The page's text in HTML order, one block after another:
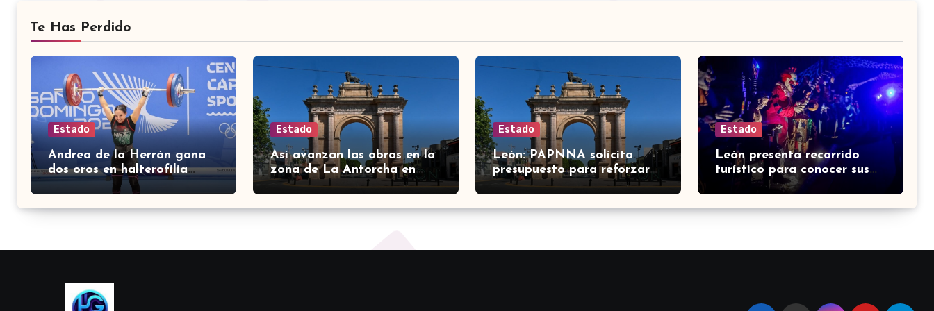
Te Has Perdido
Estado
Andrea de la Herrán gana
dos oros en halterofilia
para Guanajuato en los
Juegos Centroamericanos
2026
Estado
Así avanzan las obras en la
zona de La Antorcha en
León para mejorar la
circulación
Estado
León: PAPNNA solicita
presupuesto para reforzar
atención a niñas, niños y
adolescentes
Estado
León presenta recorrido
turístico para conocer sus
barrios y espacios históricos